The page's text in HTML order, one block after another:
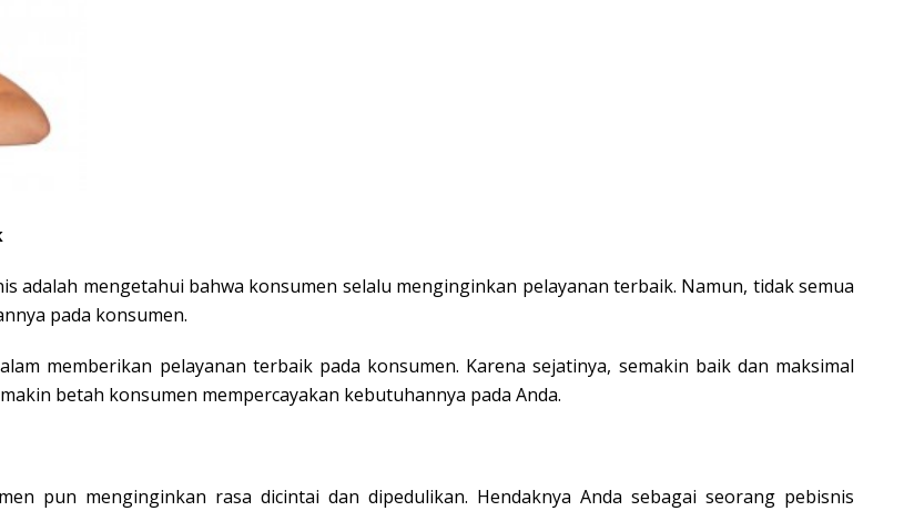
adalah mengetahui bahwa konsumen selalu menginginkan pelayanan terbaik. Namun, tidak semua
pada konsumen.
memberikan pelayanan terbaik pada konsumen. Karena sejatinya, semakin baik dan maksimal
betah konsumen mempercayakan kebutuhannya pada Anda.
pun menginginkan rasa dicintai dan dipedulikan. Hendaknya Anda sebagai seorang pebisnis